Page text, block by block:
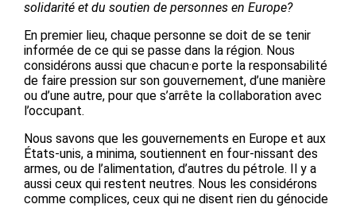
solidarité et du soutien de personnes en Europe?
En premier lieu, chaque personne se doit de se tenir
informée de ce qui se passe dans la région. Nous
considérons aussi que chacun·e porte la responsabilité
de faire pression sur son gouvernement, d’une manière
ou d’une autre, pour que s’arrête la collaboration avec
l’occupant.
Nous savons que les gouvernements en Europe et aux
États-unis, a minima, soutiennent en four-nissant des
armes, ou de l’alimentation, d’autres du pétrole. Il y a
aussi ceux qui restent neutres. Nous les considérons
comme complices, ceux qui ne disent rien du génocide